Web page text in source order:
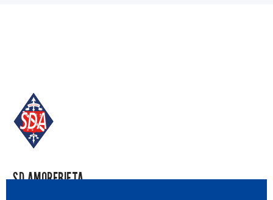
SD AMOREBIETA